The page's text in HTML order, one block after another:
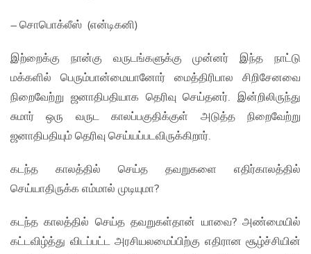
– சொபொக்லீஸ் (என்டிகனி)
இற்றைக்கு நான்கு வருடங்களுக்கு முன்னர் இந்த நாட்டு
மக்களில் பெரும்பான்மையானோர் மைத்திரிபால சிறிசேனவை
நிறைவேற்று ஜனாதிபதியாக தெரிவு செய்தனர். இன்றிலிருந்து
சுமார் ஒரு வருட காலப்பகுதிக்குள் அடுத்த நிறைவேற்று
ஜனாதிபதியும் தெரிவு செய்யப்படவிருக்கிறார்.
கடந்த காலத்தில் செய்த தவறுகளை எதிர்காலத்தில்
செய்யாதிருக்க எம்மால் முடியுமா?
கடந்த காலத்தில் செய்த தவறுகள்தான் யாவை? அண்மையில்
கட்டவிழ்த்து விடப்பட்ட அரசியலமைப்பிற்கு எதிரான சூழ்ச்சியின்